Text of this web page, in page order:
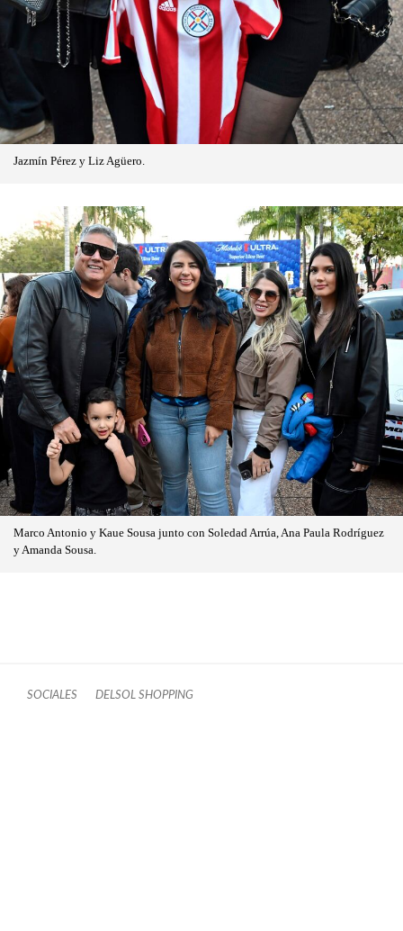
Jazmín Pérez y Liz Agüero.
Marco Antonio y Kaue Sousa junto con Soledad Arrúa, Ana Paula Rodríguez
y Amanda Sousa.
SOCIALES DELSOL SHOPPING